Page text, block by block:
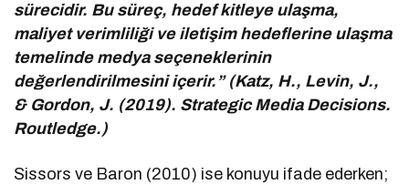
sürecidir. Bu süreç, hedef kitleye ulaşma,
maliyet verimliliği ve iletişim hedeflerine ulaşma
temelinde medya seçeneklerinin
değerlendirilmesini içerir.” (Katz, H., Levin, J.,
& Gordon, J. (2019). Strategic Media Decisions.
Routledge.)
Sissors ve Baron (2010) ise konuyu ifade ederken;